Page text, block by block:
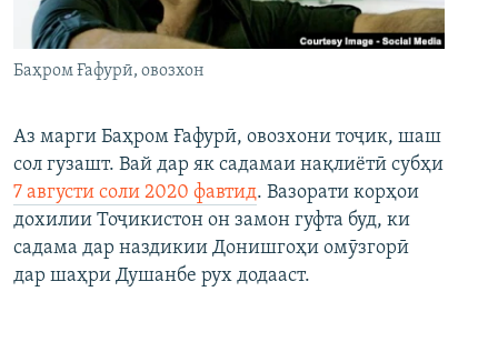
Баҳром Ғафурӣ, овозхон
Аз марги Баҳром Ғафурӣ, овозхони тоҷик, шаш
сол гузашт. Вай дар як садамаи нақлиётӣ субҳи
7 августи соли 2020 фавтид. Вазорати корҳои
дохилии Тоҷикистон он замон гуфта буд, ки
садама дар наздикии Донишгоҳи омӯзгорӣ
дар шаҳри Душанбе рух додааст.